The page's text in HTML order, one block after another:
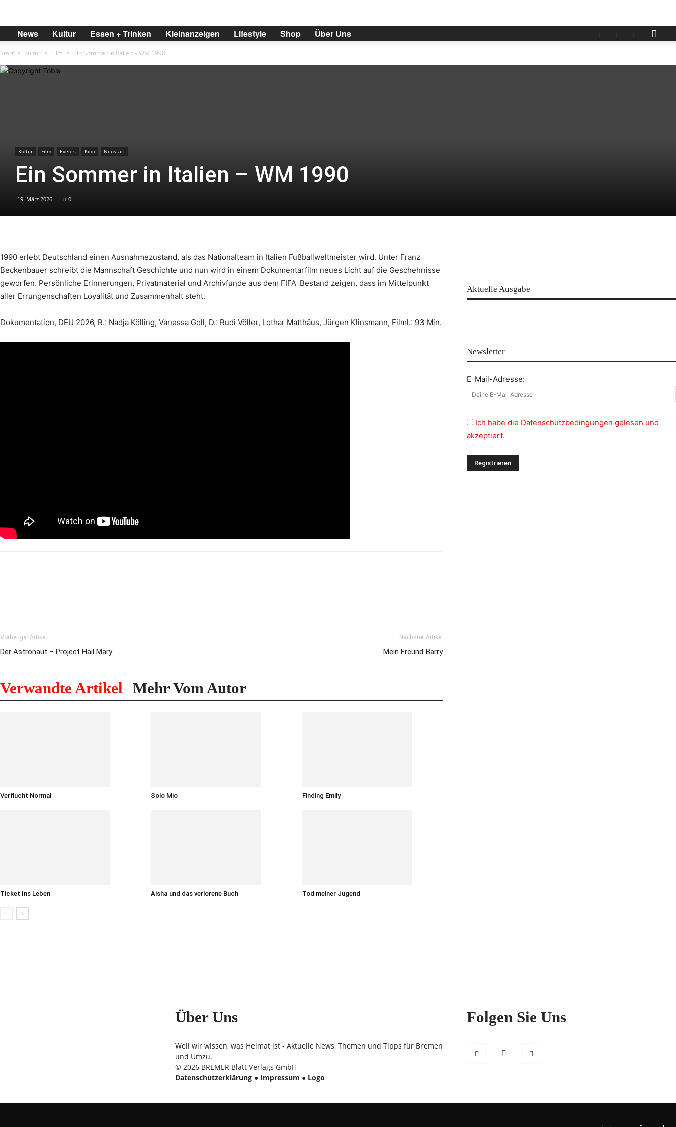
News Kultur Essen + Trinken Kleinanzeigen Lifestyle Shop Über Uns
Start Kultur Film Ein Sommer in Italien – WM 1990
Kultur Film Events Kino Neustart
Ein Sommer in Italien – WM 1990
19. März 2026 0
1990 erlebt Deutschland einen Ausnahmezustand, als das Nationalteam in Italien Fußballweltmeister wird. Unter Franz
Beckenbauer schreibt die Mannschaft Geschichte und nun wird in einem Dokumentarfilm neues Licht auf die Geschehnisse
geworfen. Persönliche Erinnerungen, Privatmaterial und Archivfunde aus dem FIFA-Bestand zeigen, dass im Mittelpunkt
aller Errungenschaften Loyalität und Zusammenhalt steht.
Dokumentation, DEU 2026, R.: Nadja Kölling, Vanessa Goll, D.: Rudi Völler, Lothar Matthäus, Jürgen Klinsmann, Filml.: 93 Min.
Vorheriger Artikel
Der Astronaut – Project Hail Mary
Nächster Artikel
Mein Freund Barry
Verwandte Artikel Mehr Vom Autor
Verflucht Normal Solo Mio Finding Emily
Ticket Ins Leben Aisha und das verlorene Buch Tod meiner Jugend
Aktuelle Ausgabe
Newsletter
E-Mail-Adresse:
Ich habe die Datenschutzbedingungen gelesen und
akzeptiert.
Über Uns
Weil wir wissen, was Heimat ist - Aktuelle News, Themen und Tipps für Bremen
und Umzu.
© 2026 BREMER Blatt Verlags GmbH
Datenschutzerklärung ● Impressum ● Logo
Folgen Sie Uns